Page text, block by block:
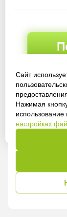
Сайт
Нажимая
настройках